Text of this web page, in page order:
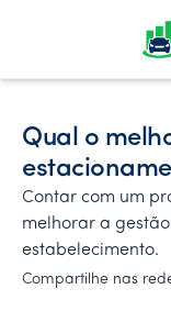
Qual o
Contar com um
melhorar a
estabelecimento.
Compartilhe nas